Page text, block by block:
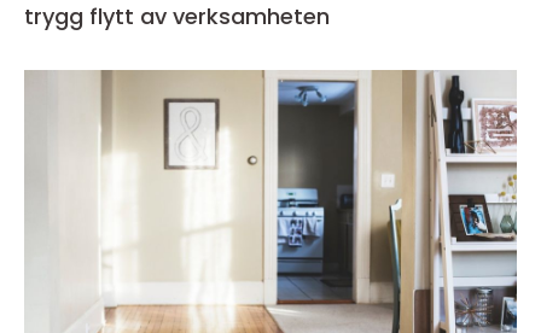
trygg flytt av verksamheten